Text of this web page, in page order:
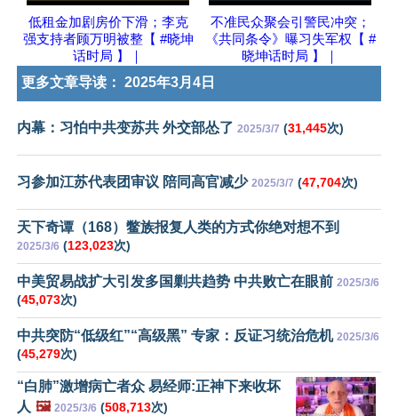
低租金加剧房价下滑；李克
强支持者顾万明被整【 #晓坤
话时局 】｜
不准民众聚会引警民冲突；
《共同条令》曝习失军权【 #
晓坤话时局 】｜
更多文章导读： 2025年3月4日
内幕：习怕中共变苏共 外交部怂了 2025/3/7 (31,445次)
习参加江苏代表团审议 陪同高官减少 2025/3/7 (47,704次)
天下奇谭（168）鳖族报复人类的方式你绝对想不到
2025/3/6 (123,023次)
中美贸易战扩大引发多国剿共趋势 中共败亡在眼前 2025/3/6
(45,073次)
中共突防“低级红”“高级黑” 专家：反证习统治危机 2025/3/6
(45,279次)
“白肺”激增病亡者众 易经师:正神下来收坏
人 🖼️ 2025/3/6 (508,713次)